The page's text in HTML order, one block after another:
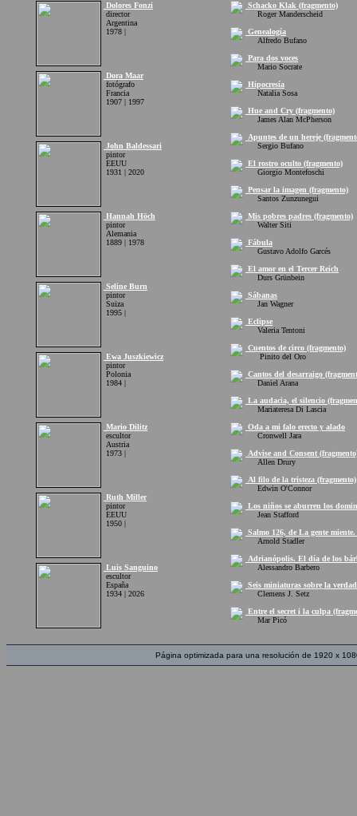
Dolores Fonzi
director
Argentina
1978 |
Dora Maar
fotógrafo
Francia
1907 | 1997
John Baldessari
pintor
EEUU
1931 | 2020
Hannah Höch
pintor
Alemania
1889 | 1978
Seline Burn
pintor
Suiza
1995 |
Ewa Juszkiewicz
pintor
Polonia
1984 |
Mario Dilitz
escultor
Austria
1973 |
Ruth Miller
pintor
EEUU
1950 |
Luis Sanguino
escultor
España
1934 | 2026
Schacko Klak (fragmento)
Roger Manderscheid
Genealogía
Alfredo Bufano
Para dos voces
Mario Socrate
Hipocresía
Natalia Sosa
Hue and Cry (fragmento)
James Alan McPherson
Apuntes de un hereje
Sergio Bufano
El rostro oculto (fragmento)
Giorgio Montefoschi
Pensar la imagen (fragmento)
Santos Zunzunegui
Mis pobres padres (fragmento)
Walter Siti
Fábula
Gustavo Adolfo Garcés
El amor en el Tercer Reich
Durs Grünbein
Sábanas
Jan Wagner
Eclipse
Valeria Tentoni
Cuentos de circo (fragmento)
Pinito del Oro
Cantos del desarraigo
Daniel Arana
La audacia, el silencio
Mariateresa Di Lascia
Oda a mi falo erecto y alado
Cronwell Jara
Advise and Consent
Allen Drury
Al filo de la tristeza (fragmento)
Edwin O'Connor
Los niños se aburren los
Jean Stafford
Salmo 126, de La gente
Arnold Stadler
Adrianópolis. El día de los
Alessandro Barbero
Seis miniaturas sobre la
Clemens J. Setz
Entre el secret i la culpa
Mar Picó
Página optimizada para una resolución de 1920 x